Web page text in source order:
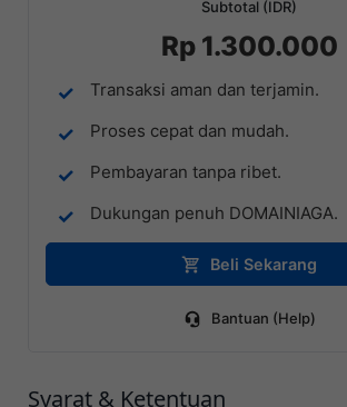
Subtotal (IDR)
Rp 1.300.000
Transaksi aman dan terjamin.
Proses cepat dan mudah.
Pembayaran tanpa ribet.
Dukungan penuh DOMAINIAGA.
Beli Sekarang
Bantuan (Help)
Syarat & Ketentuan